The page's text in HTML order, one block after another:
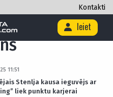
Kontakti
Ieiet
11:51
Stenlja kausa ieguvējs ar
liek punktu karjerai